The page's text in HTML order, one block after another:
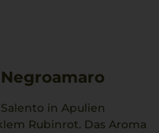
in Apulien
Rubinrot. Das Aroma